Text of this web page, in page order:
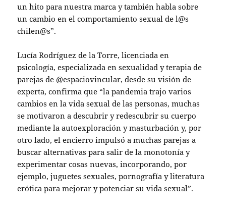
un hito para nuestra marca y también habla sobre
un cambio en el comportamiento sexual de l@s
chilen@s”.
Lucía Rodríguez de la Torre, licenciada en
psicología, especializada en sexualidad y terapia de
parejas de @espaciovincular, desde su visión de
experta, confirma que “la pandemia trajo varios
cambios en la vida sexual de las personas, muchas
se motivaron a descubrir y redescubrir su cuerpo
mediante la autoexploración y masturbación y, por
otro lado, el encierro impulsó a muchas parejas a
buscar alternativas para salir de la monotonía y
experimentar cosas nuevas, incorporando, por
ejemplo, juguetes sexuales, pornografía y literatura
erótica para mejorar y potenciar su vida sexual”.